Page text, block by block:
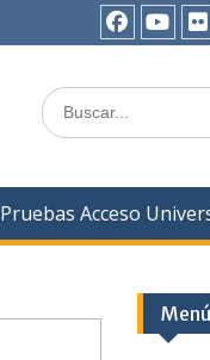
Pruebas Acceso